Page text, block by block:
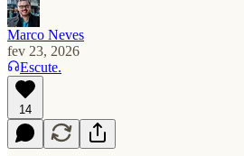
Marco Neves
fev 23, 2026
Escute.
14